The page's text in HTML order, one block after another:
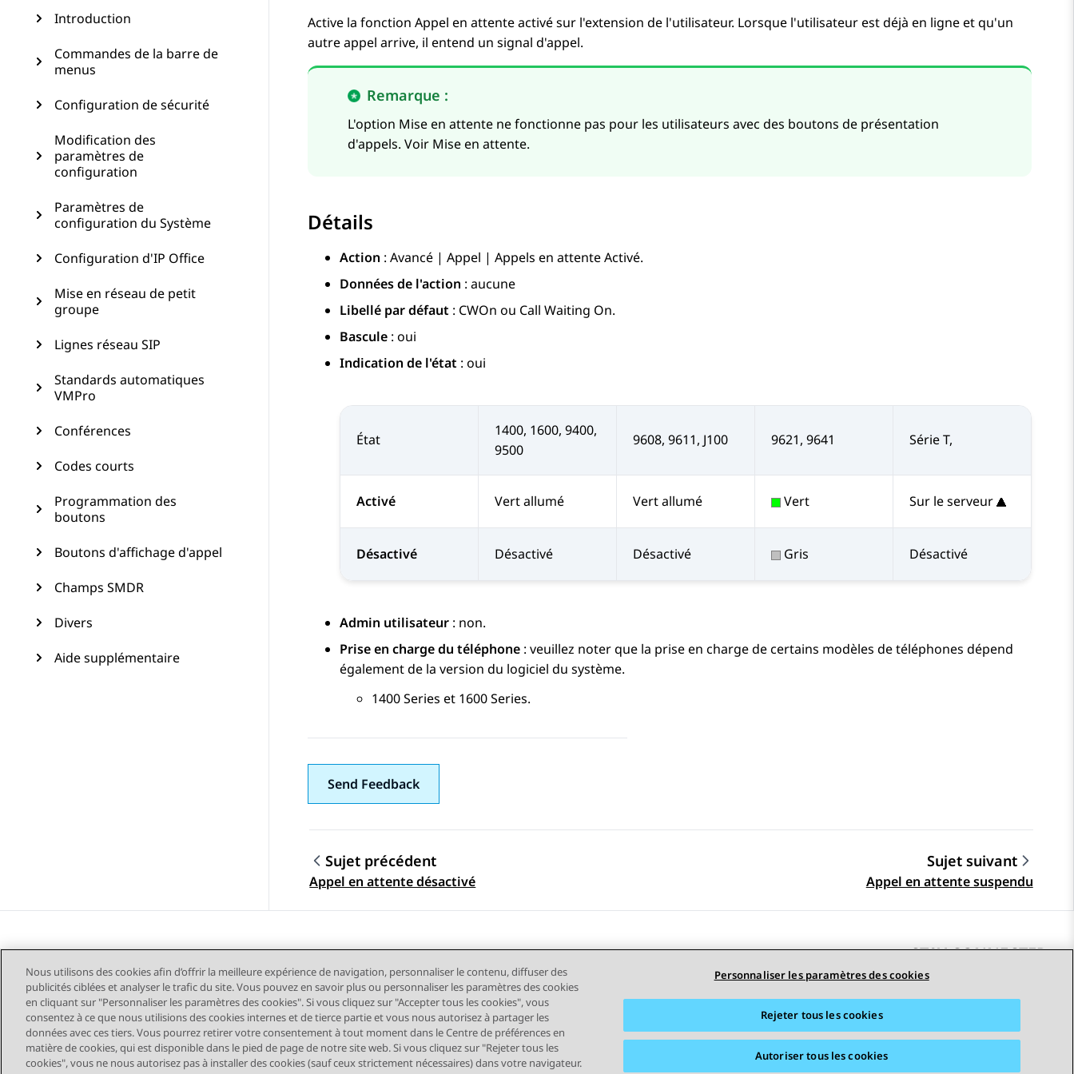
Introduction
Commandes de la barre de
menus
Configuration de sécurité
Modification des
paramètres de
configuration
Paramètres de
configuration du Système
Configuration d'IP Office
Mise en réseau de petit
groupe
Lignes réseau SIP
Standards automatiques
VMPro
Conférences
Codes courts
Programmation des
boutons
Boutons d'affichage d'appel
Champs SMDR
Divers
Aide supplémentaire
Active la fonction Appel en attente activé sur l'extension de l'utilisateur. Lorsque l'utilisateur est déjà en ligne et qu'un
autre appel arrive, il entend un signal d'appel.
Remarque :
L'option Mise en attente ne fonctionne pas pour les utilisateurs avec des boutons de présentation
d'appels. Voir Mise en attente.
Détails
Action : Avancé | Appel | Appels en attente Activé.
Données de l'action : aucune
Libellé par défaut : CWOn ou Call Waiting On.
Bascule : oui
Indication de l'état : oui
État
1400, 1600, 9400,
9500
9608, 9611, J100 9621, 9641 Série T,
Activé Vert allumé Vert allumé Vert Sur le serveur
Désactivé Désactivé Désactivé Gris Désactivé
Admin utilisateur : non.
Prise en charge du téléphone : veuillez noter que la prise en charge de certains modèles de téléphones dépend
également de la version du logiciel du système.
1400 Series et 1600 Series.
Send Feedback
Navigation par sujet
Sujet précédent
Appel en attente désactivé
Sujet suivant
Appel en attente suspendu
STAY CONNECTED
Plan du site Conditions d'utilisation Confidentialité Politique de cookies Marques commerciales Accessibilité © 2026 Avaya LLC
Nous utilisons des cookies afin d’offrir la meilleure expérience de navigation, personnaliser le contenu, diffuser des
publicités ciblées et analyser le trafic du site. Vous pouvez en savoir plus ou personnaliser les paramètres des cookies
en cliquant sur "Personnaliser les paramètres des cookies". Si vous cliquez sur "Accepter tous les cookies", vous
consentez à ce que nous utilisions des cookies internes et de tierce partie et vous nous autorisez à partager les
données avec ces tiers. Vous pourrez retirer votre consentement à tout moment dans le Centre de préférences en
matière de cookies, qui est disponible dans le pied de page de notre site web. Si vous cliquez sur "Rejeter tous les
cookies", vous ne nous autorisez pas à installer des cookies (sauf ceux strictement nécessaires) dans votre navigateur.
Personnaliser les paramètres des cookies
Rejeter tous les cookies
Autoriser tous les cookies